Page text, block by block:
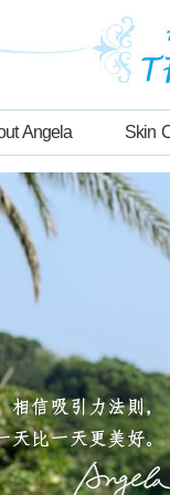
Angela Skin